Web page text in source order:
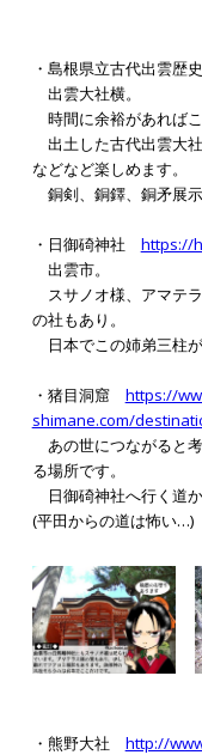
・島根県立古代出雲歴
出雲大社横。
時間に余裕があれば
出土した古代出雲大
などなど楽しめます。
銅剣、銅鐸、銅矛展
・日御碕神社 https://
出雲市。
スサノオ様、アマテ
の社もあり。
日本でこの姉弟三柱
・猪目洞窟 https://
shimane.com/
あの世につながると
る場所です。
日御碕神社へ行く道
(平田からの道は怖い…)
・熊野大社 http://